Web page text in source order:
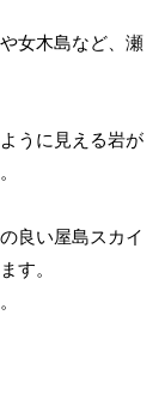
女木島など、瀬
うに見える岩が
良い屋島スカイ
す。